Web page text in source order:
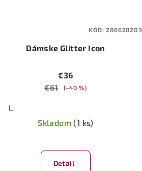
Dámske Glitter Icon
€36
€61
(–40 %)
L
Skladom(1 ks)
hodnotenie
produktu
Detail
KÓD:286628203